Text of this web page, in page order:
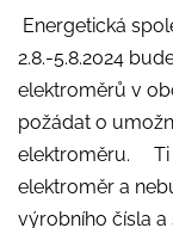
Energetická
2.8.-5.8.2024
elektroměrů v
požádat o
elektroměru. Ti
elektroměr a
výrobního čísla